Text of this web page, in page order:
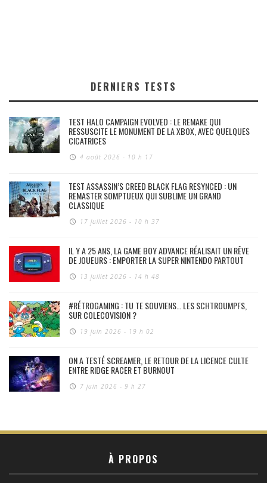
DERNIERS TESTS
TEST HALO CAMPAIGN EVOLVED : LE REMAKE QUI
RESSUSCITE LE MONUMENT DE LA XBOX, AVEC QUELQUES
CICATRICES
4 août 2026 - 10 h 17
TEST ASSASSIN’S CREED BLACK FLAG RESYNCED : UN
REMASTER SOMPTUEUX QUI SUBLIME UN GRAND
CLASSIQUE
17 juillet 2026 - 10 h 37
IL Y A 25 ANS, LA GAME BOY ADVANCE RÉALISAIT UN RÊVE
DE JOUEURS : EMPORTER LA SUPER NINTENDO PARTOUT
13 juillet 2026 - 14 h 48
#RÉTROGAMING : TU TE SOUVIENS… LES SCHTROUMPFS,
SUR COLECOVISION ?
19 juin 2026 - 19 h 02
ON A TESTÉ SCREAMER, LE RETOUR DE LA LICENCE CULTE
ENTRE RIDGE RACER ET BURNOUT
7 juin 2026 - 9 h 27
À PROPOS